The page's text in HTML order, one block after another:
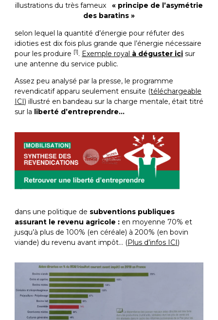
illustrations du très fameux « principe de l’asymétrie
des baratins »
selon lequel la quantité d’énergie pour réfuter des
idioties est dix fois plus grande que l’énergie nécessaire
pour les produire [1]. Exemple royal à déguster ici sur
une antenne du service public.
Assez peu analysé par la presse, le programme
revendicatif apparu seulement ensuite (téléchargeable
ICI) illustré en bandeau sur la charge mentale, était titré
sur la liberté d’entreprendre…
dans une politique de subventions publiques
assurant le revenu agricole : en moyenne 70% et
jusqu’à plus de 100% (en céréale) à 200% (en bovin
viande) du revenu avant impôt… (Plus d’infos ICI)